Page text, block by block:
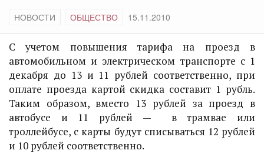
НОВОСТИ ОБЩЕСТВО 15.11.2010
С учетом повышения тарифа на проезд в
автомобильном и электрическом транспорте с 1
декабря до 13 и 11 рублей соответственно, при
оплате проезда картой скидка составит 1 рубль.
Таким образом, вместо 13 рублей за проезд в
автобусе и 11 рублей — в трамвае или
троллейбусе, с карты будут списываться 12 рублей
и 10 рублей соответственно.